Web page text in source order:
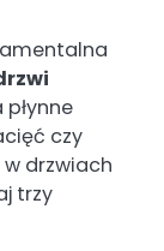
czy
drzwiach
trzy